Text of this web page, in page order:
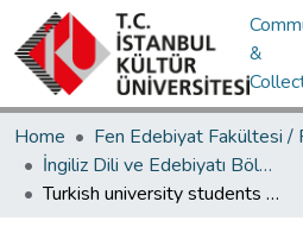
&
Home
İngiliz Dili ve Edebiyatı Bölümü / Department of English Language and Literature
Turkish university students perceptions about academic writing in English